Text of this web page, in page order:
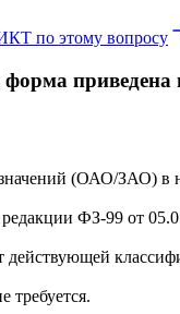
по этому вопросу
приведена
(ОАО/ЗАО) в
ФЗ-99 от
действующей
требуется.